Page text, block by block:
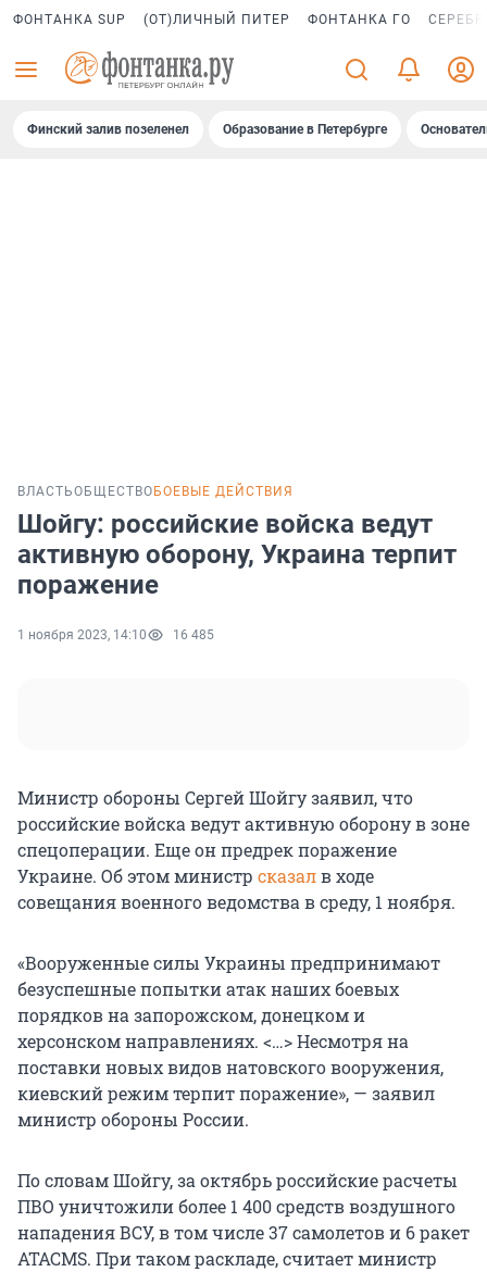
ФОНТАНКА SUP (ОТ)ЛИЧНЫЙ ПИТЕР ФОНТАНКА ГО
Финский залив позеленел Образование в Петербурге
ВЛАСТЬОБЩЕСТВО БОЕВЫЕ ДЕЙСТВИЯ
Шойгу: российские войска ведут
активную оборону, Украина терпит
поражение
1 ноября 2023, 14:10 16 485
Министр обороны Сергей Шойгу заявил, что
российские войска ведут активную оборону в зоне
спецоперации. Еще он предрек поражение
Украине. Об этом министр сказалв ходе
совещания военного ведомства в среду, 1 ноября.
«Вооруженные силы Украины предпринимают
безуспешные попытки атак наших боевых
порядков на запорожском, донецком и
херсонском направлениях. <…> Несмотря на
поставки новых видов натовского вооружения,
киевский режим терпит поражение», — заявил
министр обороны России.
По словам Шойгу, за октябрь российские расчеты
ПВО уничтожили более 1 400 средств воздушного
нападения ВСУ, в том числе 37 самолетов и 6 ракет
ATACMS. При таком раскладе, считает министр